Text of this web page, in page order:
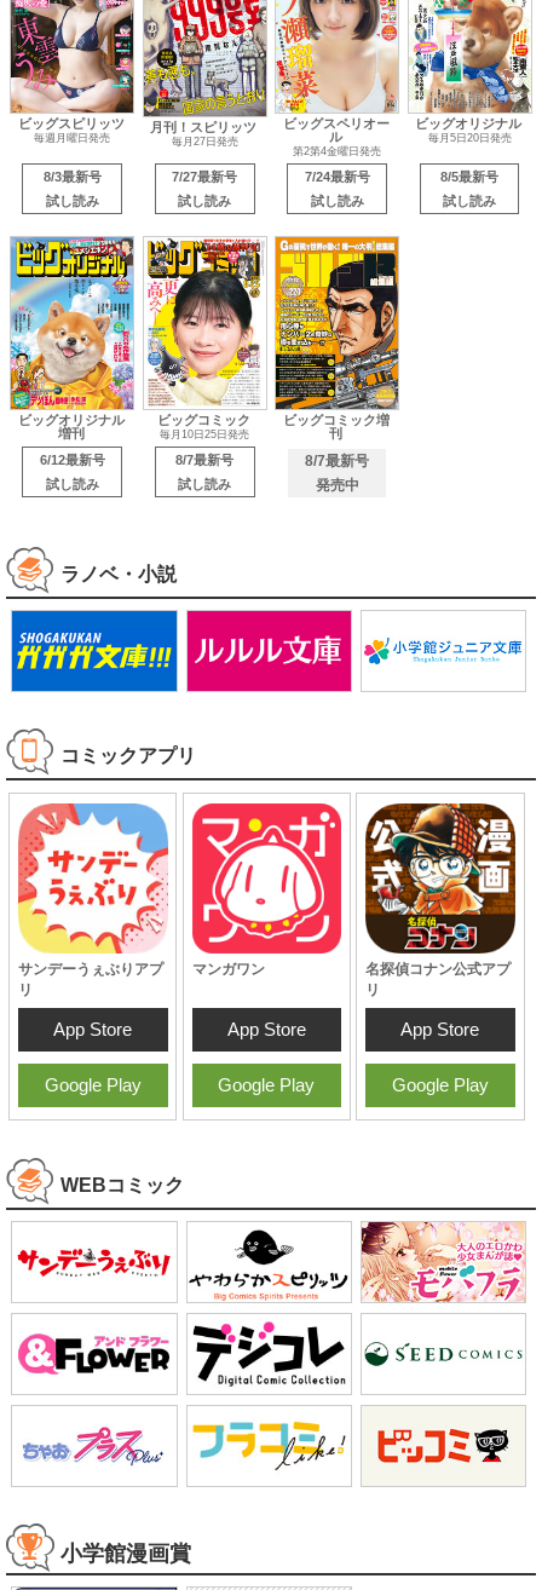
ビッグスピリッツ
毎週月曜日発売
8/3最新号
試し読み
月刊！スピリッツ
毎月27日発売
7/27最新号
試し読み
ビッグスペリオー
ル
第2第4金曜日発売
7/24最新号
試し読み
ビッグオリジナル
毎月5日20日発売
8/5最新号
試し読み
ビッグオリジナル
増刊
6/12最新号
試し読み
ビッグコミック
毎月10日25日発売
8/7最新号
試し読み
ビッグコミック増
刊
8/7最新号
発売中
ラノベ・小説
コミックアプリ
サンデーうぇぶりアプ
リ
App Store
Google Play
マンガワン
App Store
Google Play
名探偵コナン公式アプ
リ
App Store
Google Play
WEBコミック
小学館漫画賞